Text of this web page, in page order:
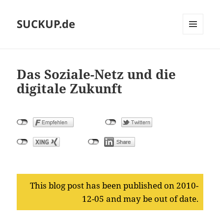
SUCKUP.de
Das Soziale-Netz und die
digitale Zukunft
This blog post has been published on 2010-
12-05 and may be out of date.